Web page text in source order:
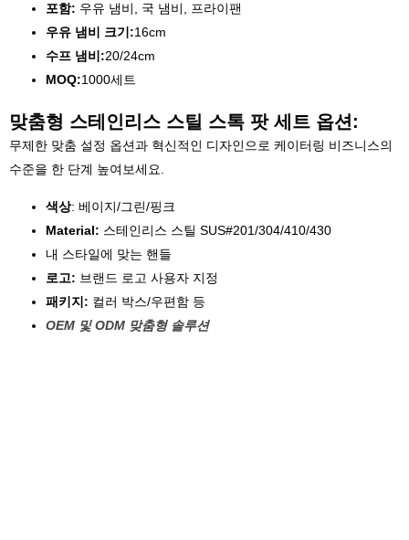
포함: 우유 냄비, 국 냄비, 프라이팬
우유 냄비 크기:16cm
수프 냄비:20/24cm
MOQ:1000세트
맞춤형 스테인리스 스틸 스톡 팟 세트 옵션:
무제한 맞춤 설정 옵션과 혁신적인 디자인으로 케이터링 비즈니스의
수준을 한 단계 높여보세요.
색상: 베이지/그린/핑크
Material: 스테인리스 스틸 SUS#201/304/410/430
내 스타일에 맞는 핸들
로고: 브랜드 로고 사용자 지정
패키지: 컬러 박스/우편함 등
OEM 및 ODM 맞춤형 솔루션